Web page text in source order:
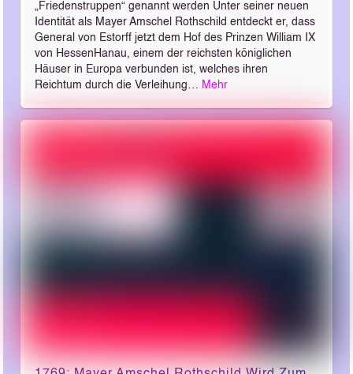
„Friedenstruppen“ genannt werden Unter seiner neuen
Identität als Mayer Amschel Rothschild entdeckt er, dass
General von Estorff jetzt dem Hof des Prinzen William IX
von Hessen­Hanau, einem der reichsten königlichen
Häuser in Europa verbunden ist, welches ihren
Reichtum durch die Verleihung… Mehr